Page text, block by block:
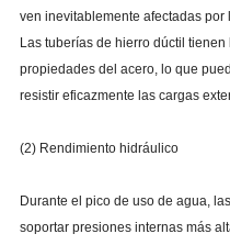
1500
1600
2200
2600
ven inevitablemente afectadas
Las tuberías de hierro dúctil
propiedades del acero, lo que
resistir eficazmente las cargas
(2) Rendimiento hidráulico
Durante el pico de uso de agua,
soportar presiones internas más